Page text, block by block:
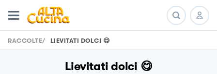
RACCOLTE/ LIEVITATI DOLCI 😋
Lievitati dolci 😋